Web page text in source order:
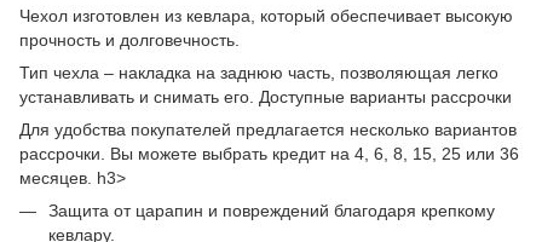
Чехол изготовлен из кевлара, который обеспечивает высокую
прочность и долговечность.
Тип чехла – накладка на заднюю часть, позволяющая легко
устанавливать и снимать его. Доступные варианты рассрочки
Для удобства покупателей предлагается несколько вариантов
рассрочки. Вы можете выбрать кредит на 4, 6, 8, 15, 25 или 36
месяцев. h3>
Защита от царапин и повреждений благодаря крепкому
кевлару.